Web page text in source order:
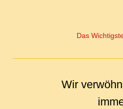
Das
Wir